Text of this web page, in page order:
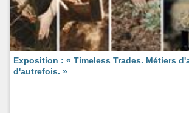
Exposition : « Timeless Trades. Métiers
d'autrefois. »